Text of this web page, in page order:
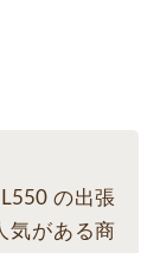
の出張
気がある商